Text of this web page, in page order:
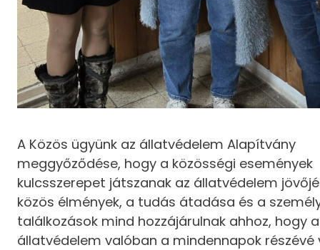
A Közös ügyünk az állatvédelem Alapítvány
meggyőződése, hogy a közösségi események
kulcsszerepet játszanak az állatvédelem
közös élmények, a tudás átadása és a
találkozások mind hozzájárulnak ahhoz, hogy
állatvédelem valóban a mindennapok részévé